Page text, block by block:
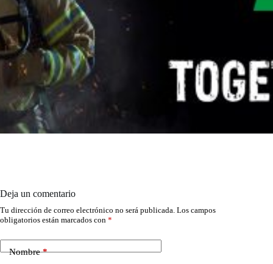
Deja un comentario
Tu dirección de correo electrónico no será publicada. Los campos
obligatorios están marcados con *
Nombre*